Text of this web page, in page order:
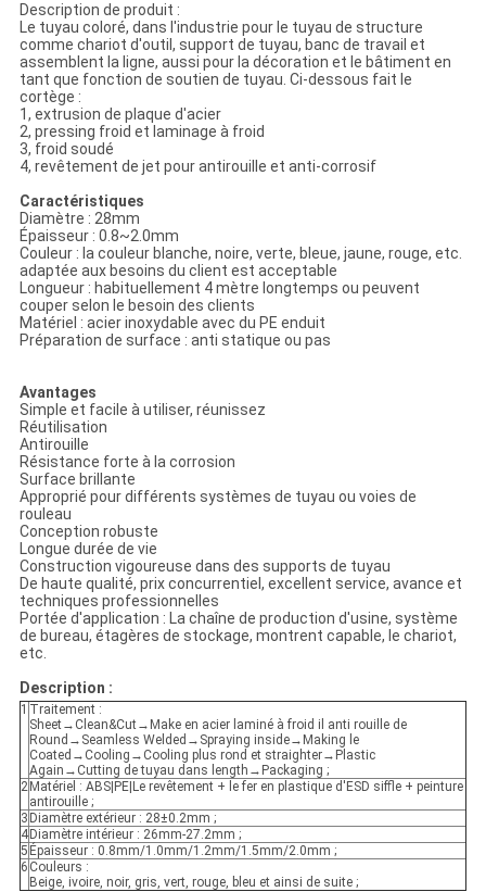
Description de produit :
Le tuyau coloré, dans l'industrie pour le tuyau de structure
comme chariot d'outil, support de tuyau, banc de travail et
assemblent la ligne, aussi pour la décoration et le bâtiment en
tant que fonction de soutien de tuyau. Ci-dessous fait le
cortège :
1, extrusion de plaque d'acier
2, pressing froid et laminage à froid
3, froid soudé
4, revêtement de jet pour antirouille et anti-corrosif
Caractéristiques
Diamètre : 28mm
Épaisseur : 0.8~2.0mm
Couleur : la couleur blanche, noire, verte, bleue, jaune, rouge, etc.
adaptée aux besoins du client est acceptable
Longueur : habituellement 4 mètre longtemps ou peuvent
couper selon le besoin des clients
Matériel : acier inoxydable avec du PE enduit
Préparation de surface : anti statique ou pas
Avantages
Simple et facile à utiliser, réunissez
Réutilisation
Antirouille
Résistance forte à la corrosion
Surface brillante
Approprié pour différents systèmes de tuyau ou voies de
rouleau
Conception robuste
Longue durée de vie
Construction vigoureuse dans des supports de tuyau
De haute qualité, prix concurrentiel, excellent service, avance et
techniques professionnelles
Portée d'application : La chaîne de production d'usine, système
de bureau, étagères de stockage, montrent capable, le chariot,
etc.
Description :
1 Traitement :
Sheet→Clean&Cut→Make en acier laminé à froid il anti rouille de
Round→Seamless Welded→Spraying inside→Making le
Coated→Cooling→Cooling plus rond et straighter→Plastic
Again→Cutting de tuyau dans length→Packaging ;
2 Matériel : ABS|PE|Le revêtement + le fer en plastique d'ESD siffle + peinture
antirouille ;
3 Diamètre extérieur : 28±0.2mm ;
4 Diamètre intérieur : 26mm-27.2mm ;
5 Épaisseur : 0.8mm/1.0mm/1.2mm/1.5mm/2.0mm ;
6 Couleurs :
Beige, ivoire, noir, gris, vert, rouge, bleu et ainsi de suite ;